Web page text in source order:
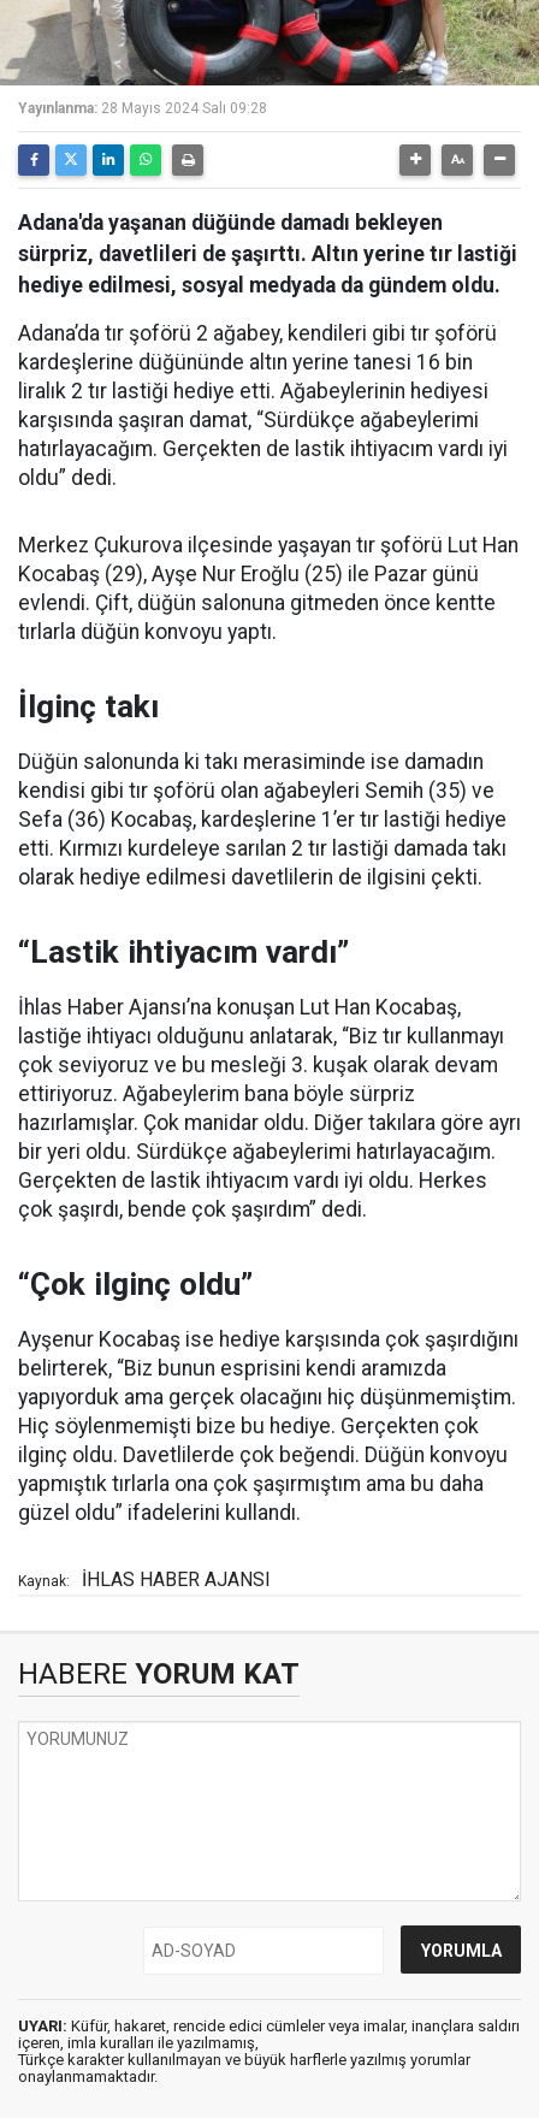
Yayınlanma: 28 Mayıs 2024 Salı 09:28
Adana'da yaşanan düğünde damadı bekleyen
sürpriz, davetlileri de şaşırttı. Altın yerine tır lastiği
hediye edilmesi, sosyal medyada da gündem oldu.
Adana’da tır şoförü 2 ağabey, kendileri gibi tır şoförü
kardeşlerine düğününde altın yerine tanesi 16 bin
liralık 2 tır lastiği hediye etti. Ağabeylerinin hediyesi
karşısında şaşıran damat, “Sürdükçe ağabeylerimi
hatırlayacağım. Gerçekten de lastik ihtiyacım vardı iyi
oldu” dedi.
Merkez Çukurova ilçesinde yaşayan tır şoförü Lut Han
Kocabaş (29), Ayşe Nur Eroğlu (25) ile Pazar günü
evlendi. Çift, düğün salonuna gitmeden önce kentte
tırlarla düğün konvoyu yaptı.
İlginç takı
Düğün salonunda ki takı merasiminde ise damadın
kendisi gibi tır şoförü olan ağabeyleri Semih (35) ve
Sefa (36) Kocabaş, kardeşlerine 1’er tır lastiği hediye
etti. Kırmızı kurdeleye sarılan 2 tır lastiği damada takı
olarak hediye edilmesi davetlilerin de ilgisini çekti.
“Lastik ihtiyacım vardı”
İhlas Haber Ajansı’na konuşan Lut Han Kocabaş,
lastiğe ihtiyacı olduğunu anlatarak, “Biz tır kullanmayı
çok seviyoruz ve bu mesleği 3. kuşak olarak devam
ettiriyoruz. Ağabeylerim bana böyle sürpriz
hazırlamışlar. Çok manidar oldu. Diğer takılara göre ayrı
bir yeri oldu. Sürdükçe ağabeylerimi hatırlayacağım.
Gerçekten de lastik ihtiyacım vardı iyi oldu. Herkes
çok şaşırdı, bende çok şaşırdım” dedi.
“Çok ilginç oldu”
Ayşenur Kocabaş ise hediye karşısında çok şaşırdığını
belirterek, “Biz bunun esprisini kendi aramızda
yapıyorduk ama gerçek olacağını hiç düşünmemiştim.
Hiç söylenmemişti bize bu hediye. Gerçekten çok
ilginç oldu. Davetlilerde çok beğendi. Düğün konvoyu
yapmıştık tırlarla ona çok şaşırmıştım ama bu daha
güzel oldu” ifadelerini kullandı.
Kaynak: İHLAS HABER AJANSI
HABERE YORUM KAT
UYARI: Küfür, hakaret, rencide edici cümleler veya imalar, inançlara saldırı
içeren, imla kuralları ile yazılmamış,
Türkçe karakter kullanılmayan ve büyük harflerle yazılmış yorumlar
onaylanmamaktadır.